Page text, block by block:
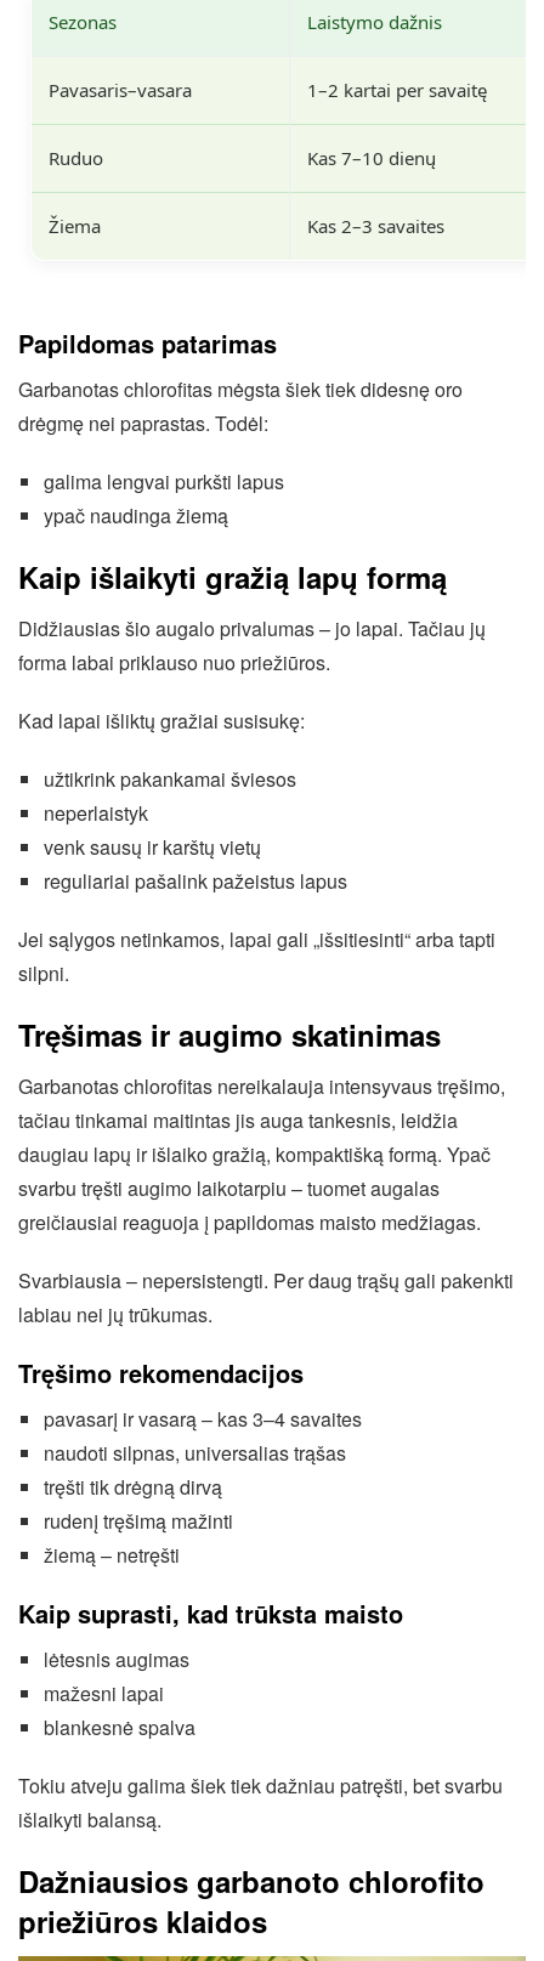
Sezonas Laistymo dažnis
Pavasaris–vasara 1–2 kartai per savaitę
Ruduo Kas 7–10 dienų
Žiema Kas 2–3 savaites
Papildomas patarimas
Garbanotas chlorofitas mėgsta šiek tiek didesnę oro
drėgmę nei paprastas. Todėl:
galima lengvai purkšti lapus
ypač naudinga žiemą
Kaip išlaikyti gražią lapų formą
Didžiausias šio augalo privalumas – jo lapai. Tačiau jų
forma labai priklauso nuo priežiūros.
Kad lapai išliktų gražiai susisukę:
užtikrink pakankamai šviesos
neperlaistyk
venk sausų ir karštų vietų
reguliariai pašalink pažeistus lapus
Jei sąlygos netinkamos, lapai gali „išsitiesinti“ arba tapti
silpni.
Tręšimas ir augimo skatinimas
Garbanotas chlorofitas nereikalauja intensyvaus tręšimo,
tačiau tinkamai maitintas jis auga tankesnis, leidžia
daugiau lapų ir išlaiko gražią, kompaktišką formą. Ypač
svarbu tręšti augimo laikotarpiu – tuomet augalas
greičiausiai reaguoja į papildomas maisto medžiagas.
Svarbiausia – nepersistengti. Per daug trąšų gali pakenkti
labiau nei jų trūkumas.
Tręšimo rekomendacijos
pavasarį ir vasarą – kas 3–4 savaites
naudoti silpnas, universalias trąšas
tręšti tik drėgną dirvą
rudenį tręšimą mažinti
žiemą – netręšti
Kaip suprasti, kad trūksta maisto
lėtesnis augimas
mažesni lapai
blankesnė spalva
Tokiu atveju galima šiek tiek dažniau patręšti, bet svarbu
išlaikyti balansą.
Dažniausios garbanoto chlorofito
priežiūros klaidos